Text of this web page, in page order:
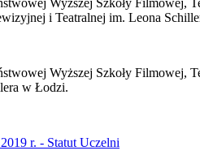
i Teatralnej im. Leona
Wyższej Szkoły
w Łodzi.
r. - Statut Uczelni